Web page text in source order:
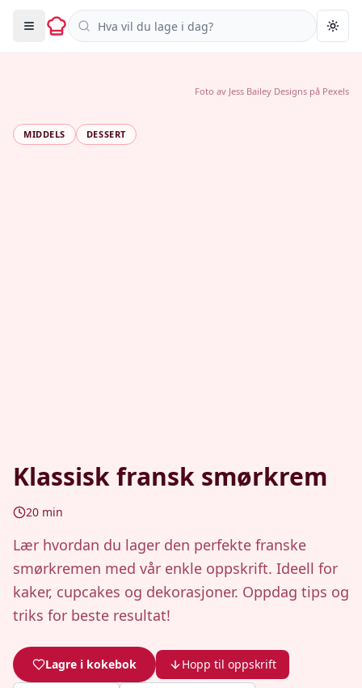
Søk i oppskrifter
MIDDELS DESSERT
Klassisk fransk smørkrem
20 min
Lær hvordan du lager den perfekte franske
smørkremen med vår enkle oppskrift. Ideell for
kaker, cupcakes og dekorasjoner. Oppdag tips og
triks for beste resultat!
Lagre i kokebok Hopp til oppskrift
Foto av Jess Bailey Designs på Pexels